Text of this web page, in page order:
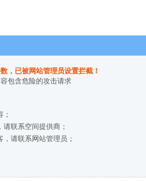
，已被网站管理员设置拦截！
包含危险的攻击请求
联系空间提供商；
请联系网站管理员；